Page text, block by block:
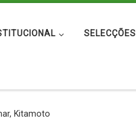
SELECÇÕES
Kitamoto